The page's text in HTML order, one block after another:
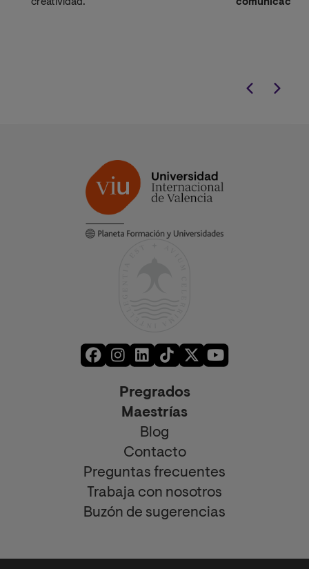
creatividad.
Pregrados
Maestrías
Blog
Contacto
Preguntas frecuentes
Trabaja con nosotros
Buzón de sugerencias